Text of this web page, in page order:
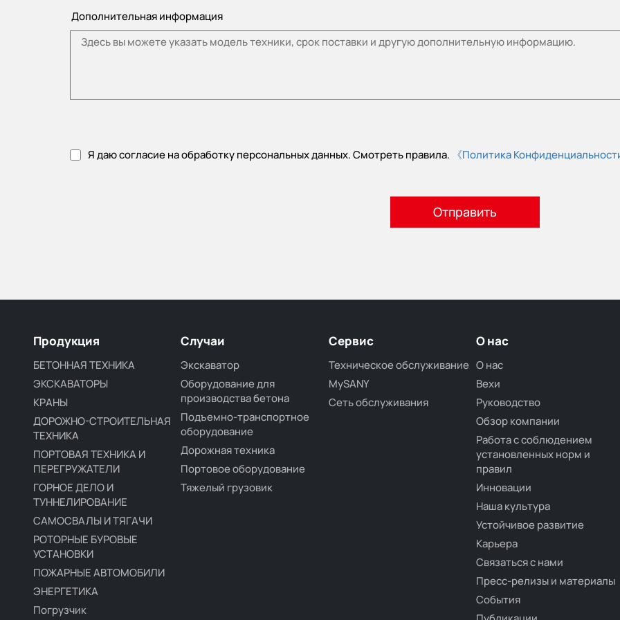
Дополнительная информация
Я даю согласие на обработку персональных данных. Смотреть правила. 《Политика
Продукция
БЕТОННАЯ ТЕХНИКА
ЭКСКАВАТОРЫ
КРАНЫ
ДОРОЖНО-СТРОИТЕЛЬНАЯ
ТЕХНИКА
ПОРТОВАЯ ТЕХНИКА И
ПЕРЕГРУЖАТЕЛИ
ГОРНОЕ ДЕЛО И
ТУННЕЛИРОВАНИЕ
САМОСВАЛЫ И ТЯГАЧИ
РОТОРНЫЕ БУРОВЫЕ
УСТАНОВКИ
ПОЖАРНЫЕ АВТОМОБИЛИ
ЭНЕРГЕТИКА
Погрузчик
Случаи
Экскаватор
Оборудование для
производства бетона
Подъемно-транспортное
оборудование
Дорожная техника
Портовое оборудование
Тяжелый грузовик
Сервис
Техническое обслуживание
MySANY
Сеть обслуживания
О нас
О нас
Вехи
Руководство
Обзор компании
Работа с соблюдением
установленных норм и
правил
Инновации
Наша культура
Устойчивое развитие
Карьера
Связаться с нами
Пресс-релизы и материалы
События